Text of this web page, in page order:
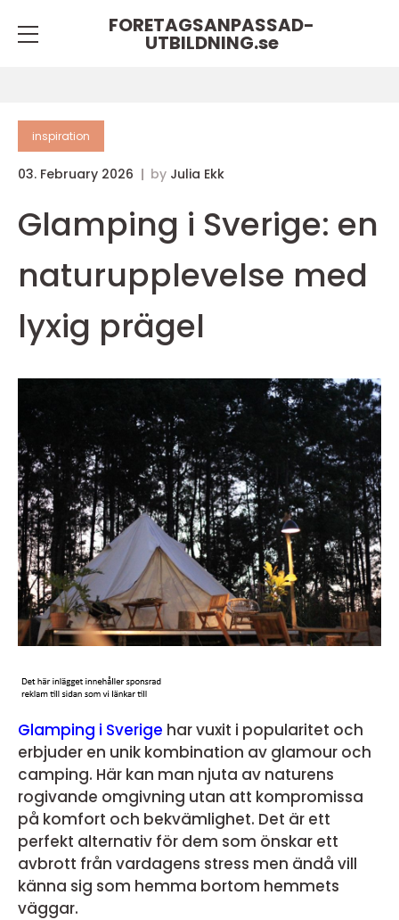
FORETAGSANPASSAD-
UTBILDNING.se
inspiration
03. February 2026 by Julia Ekk
Glamping i Sverige: en
naturupplevelse med
lyxig prägel
Glamping i Sverige har vuxit i popularitet och
erbjuder en unik kombination av glamour och
camping. Här kan man njuta av naturens
rogivande omgivning utan att kompromissa
på komfort och bekvämlighet. Det är ett
perfekt alternativ för dem som önskar ett
avbrott från vardagens stress men ändå vill
känna sig som hemma bortom hemmets
väggar.